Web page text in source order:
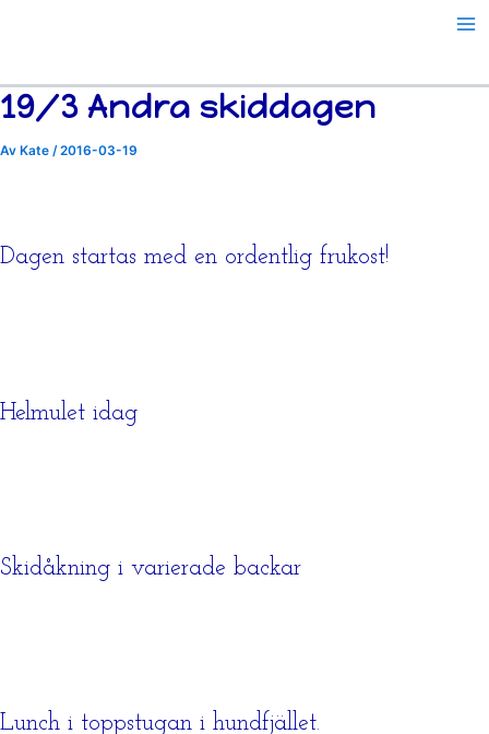
19/3 Andra skiddagen
Av Kate /2016-03-19
Dagen startas med en ordentlig frukost!
Helmulet idag
Skidåkning i varierade backar
Lunch i toppstugan i hundfjället.